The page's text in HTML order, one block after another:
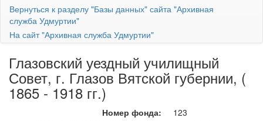
Вернуться к разделу "Базы данных" сайта "Архивная
служба Удмуртии"
На сайт "Архивная служба Удмуртии"
Глазовский уездный училищный
Совет, г. Глазов Вятской губернии, (
1865 - 1918 гг.)
Номер фонда:
123